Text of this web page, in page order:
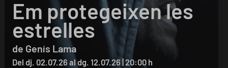
Em protegeixen les
estrelles
de Genís Lama
Del dj. 02.07.26al dg. 12.07.26|20:00 h